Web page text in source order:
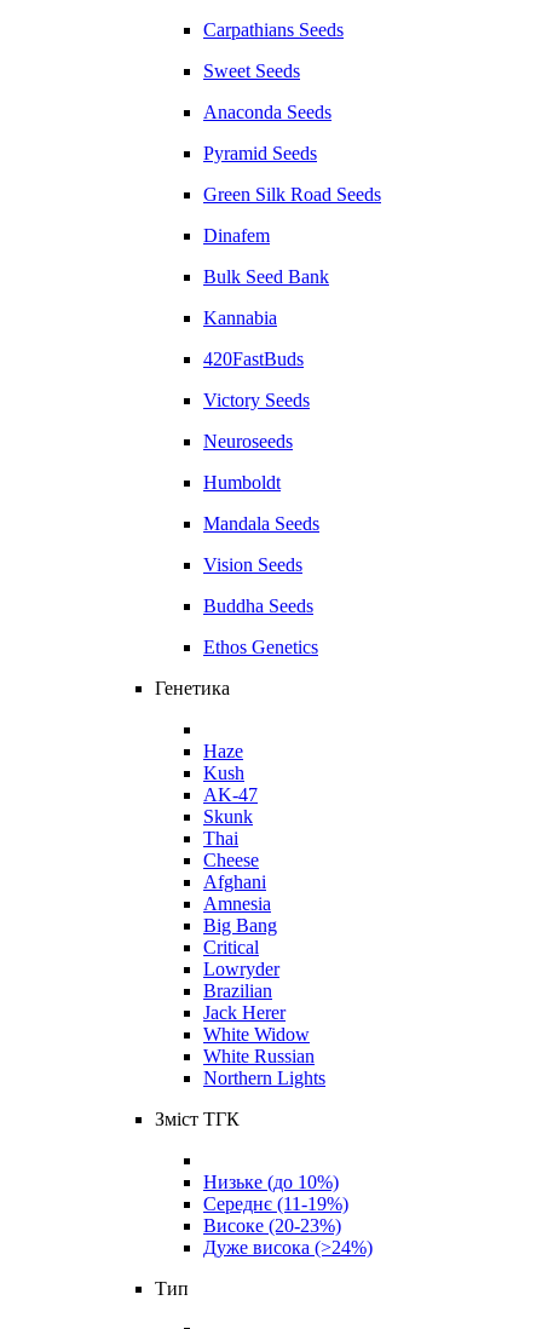
Carpathians Seeds
Sweet Seeds
Anaconda Seeds
Pyramid Seeds
Green Silk Road Seeds
Dinafem
Bulk Seed Bank
Kannabia
420FastBuds
Victory Seeds
Neuroseeds
Humboldt
Mandala Seeds
Vision Seeds
Buddha Seeds
Ethos Genetics
Генетика
Haze
Kush
AK-47
Skunk
Thai
Cheese
Afghani
Amnesia
Big Bang
Critical
Lowryder
Brazilian
Jack Herer
White Widow
White Russian
Northern Lights
Зміст ТГК
Низьке (до 10%)
Середнє (11-19%)
Високе (20-23%)
Дуже висока (>24%)
Тип